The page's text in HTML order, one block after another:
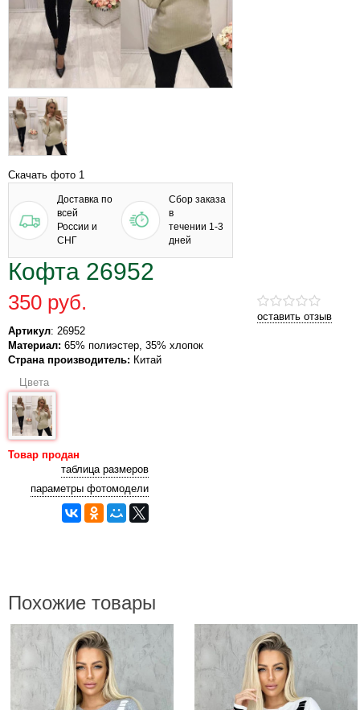
Скачать фото 1
Доставка по
всей
России и
СНГ
Сбор заказа
в
течении 1-3
дней
Кофта 26952
оставить отзыв
350 руб.
Артикул: 26952
Материал: 65% полиэстер, 35% хлопок
Страна производитель: Китай
Цвета
Товар продан
таблица размеров
параметры фотомодели
Похожие товары